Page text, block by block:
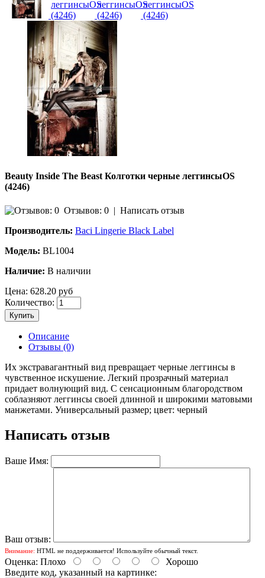
Beauty Inside The Beast Колготки черные леггинсыOS
(4246)
Отзывов: 0 | Написать отзыв
Производитель: Baci Lingerie Black Label
Модель: BL1004
Наличие: В наличии
Цена: 628.20 руб
Количество:
Купить
Описание
Отзывы (0)
Их экстравагантный вид превращает черные леггинсы в
чувственное искушение. Легкий прозрачный материал
придает волнующий вид. С сенсационным благородством
соблазняют леггинсы своей длинной и широкими матовыми
манжетами. Универсальный размер; цвет: черный
Написать отзыв
Ваше Имя:
Ваш отзыв:
Внимание: HTML не поддерживается! Используйте обычный текст.
Оценка: Плохо
Хорошо
Введите код, указанный на картинке: